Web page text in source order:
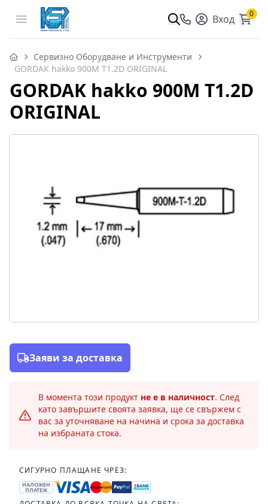
Open menu Вход 0
Сервизно Оборудване и Инструменти
GORDAK hakko 900M T1.2D ORIGINAL
GORDAK hakko 900M T1.2D
ORIGINAL
Заяви за доставка
В момента този продукт не е в наличност. След
като завършите своята заявка, ще се свържем с
вас за уточняване на начина и срока за доставка
на избраната стока.
СИГУРНО ПЛАЩАНЕ ЧРЕЗ:
НАЛОЖЕН
ПЛАТЕЖ